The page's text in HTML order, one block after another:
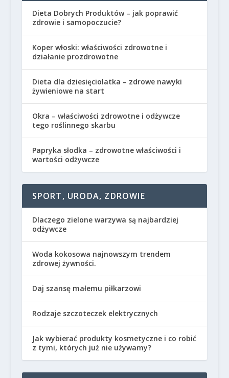
Dieta Dobrych Produktów – jak poprawić
zdrowie i samopoczucie?
Koper włoski: właściwości zdrowotne i
działanie prozdrowotne
Dieta dla dziesięciolatka – zdrowe nawyki
żywieniowe na start
Okra – właściwości zdrowotne i odżywcze
tego roślinnego skarbu
Papryka słodka – zdrowotne właściwości i
wartości odżywcze
SPORT, URODA, ZDROWIE
Dlaczego zielone warzywa są najbardziej
odżywcze
Woda kokosowa najnowszym trendem
zdrowej żywności.
Daj szansę małemu piłkarzowi
Rodzaje szczoteczek elektrycznych
Jak wybierać produkty kosmetyczne i co robić
z tymi, których już nie używamy?